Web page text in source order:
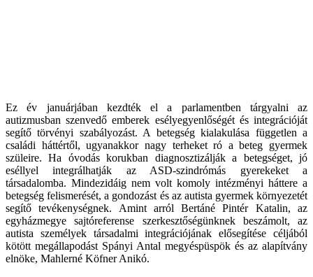
Ez év januárjában kezdték el a parlamentben tárgyalni az
autizmusban szenvedő emberek esélyegyenlőségét és integrációját
segítő törvényi szabályozást. A betegség kialakulása független a
családi háttértől, ugyanakkor nagy terheket ró a beteg gyermek
szüleire. Ha óvodás korukban diagnosztizálják a betegséget, jó
eséllyel integrálhatják az ASD-szindrómás gyerekeket a
társadalomba. Mindezidáig nem volt komoly intézményi háttere a
betegség felismerését, a gondozást és az autista gyermek környezetét
segítő tevékenységnek. Amint arról Bertáné Pintér Katalin, az
egyházmegye sajtóreferense szerkesztőségünknek beszámolt, az
autista személyek társadalmi integrációjának elősegítése céljából
kötött megállapodást Spányi Antal megyéspüspök és az alapítvány
elnöke, Mahlerné Köfner Anikó.